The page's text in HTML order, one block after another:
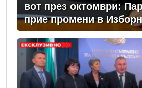
вот през октомври:
прие промени в